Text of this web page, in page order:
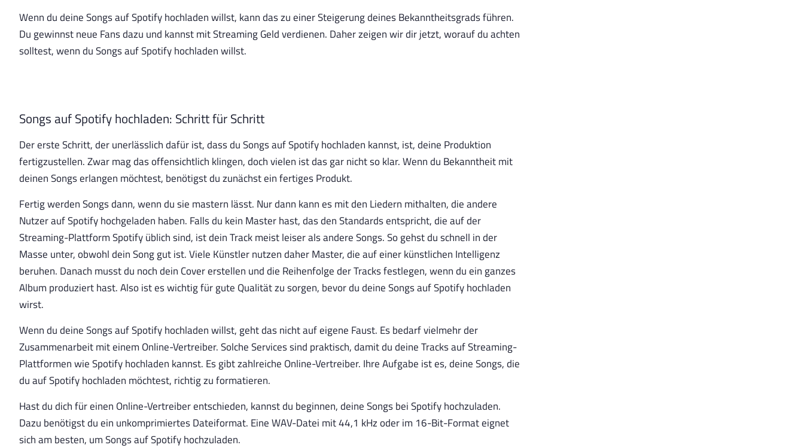
Wenn du deine Songs auf Spotify hochladen willst, kann das zu einer Steigerung deines Bekanntheitsgrads führen.
Du gewinnst neue Fans dazu und kannst mit Streaming Geld verdienen. Daher zeigen wir dir jetzt, worauf du achten
solltest, wenn du Songs auf Spotify hochladen willst.
Songs auf Spotify hochladen: Schritt für Schritt
Der erste Schritt, der unerlässlich dafür ist, dass du Songs auf Spotify hochladen kannst, ist, deine Produktion
fertigzustellen. Zwar mag das offensichtlich klingen, doch vielen ist das gar nicht so klar. Wenn du Bekanntheit mit
deinen Songs erlangen möchtest, benötigst du zunächst ein fertiges Produkt.
Fertig werden Songs dann, wenn du sie mastern lässt. Nur dann kann es mit den Liedern mithalten, die andere
Nutzer auf Spotify hochgeladen haben. Falls du kein Master hast, das den Standards entspricht, die auf der
Streaming-Plattform Spotify üblich sind, ist dein Track meist leiser als andere Songs. So gehst du schnell in der
Masse unter, obwohl dein Song gut ist. Viele Künstler nutzen daher Master, die auf einer künstlichen Intelligenz
beruhen. Danach musst du noch dein Cover erstellen und die Reihenfolge der Tracks festlegen, wenn du ein ganzes
Album produziert hast. Also ist es wichtig für gute Qualität zu sorgen, bevor du deine Songs auf Spotify hochladen
wirst.
Wenn du deine Songs auf Spotify hochladen willst, geht das nicht auf eigene Faust. Es bedarf vielmehr der
Zusammenarbeit mit einem Online-Vertreiber. Solche Services sind praktisch, damit du deine Tracks auf Streaming-
Plattformen wie Spotify hochladen kannst. Es gibt zahlreiche Online-Vertreiber. Ihre Aufgabe ist es, deine Songs, die
du auf Spotify hochladen möchtest, richtig zu formatieren.
Hast du dich für einen Online-Vertreiber entschieden, kannst du beginnen, deine Songs bei Spotify hochzuladen.
Dazu benötigst du ein unkomprimiertes Dateiformat. Eine WAV-Datei mit 44,1 kHz oder im 16-Bit-Format eignet
sich am besten, um Songs auf Spotify hochzuladen.